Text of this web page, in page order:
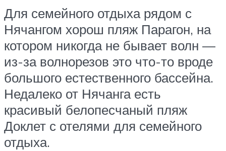
Для семейного отдыха рядом с
Нячангом хорош пляж Парагон, на
котором никогда не бывает волн —
из-за волнорезов это что-то вроде
большого естественного бассейна.
Недалеко от Нячанга есть
красивый белопесчаный пляж
Доклет с отелями для семейного
отдыха.